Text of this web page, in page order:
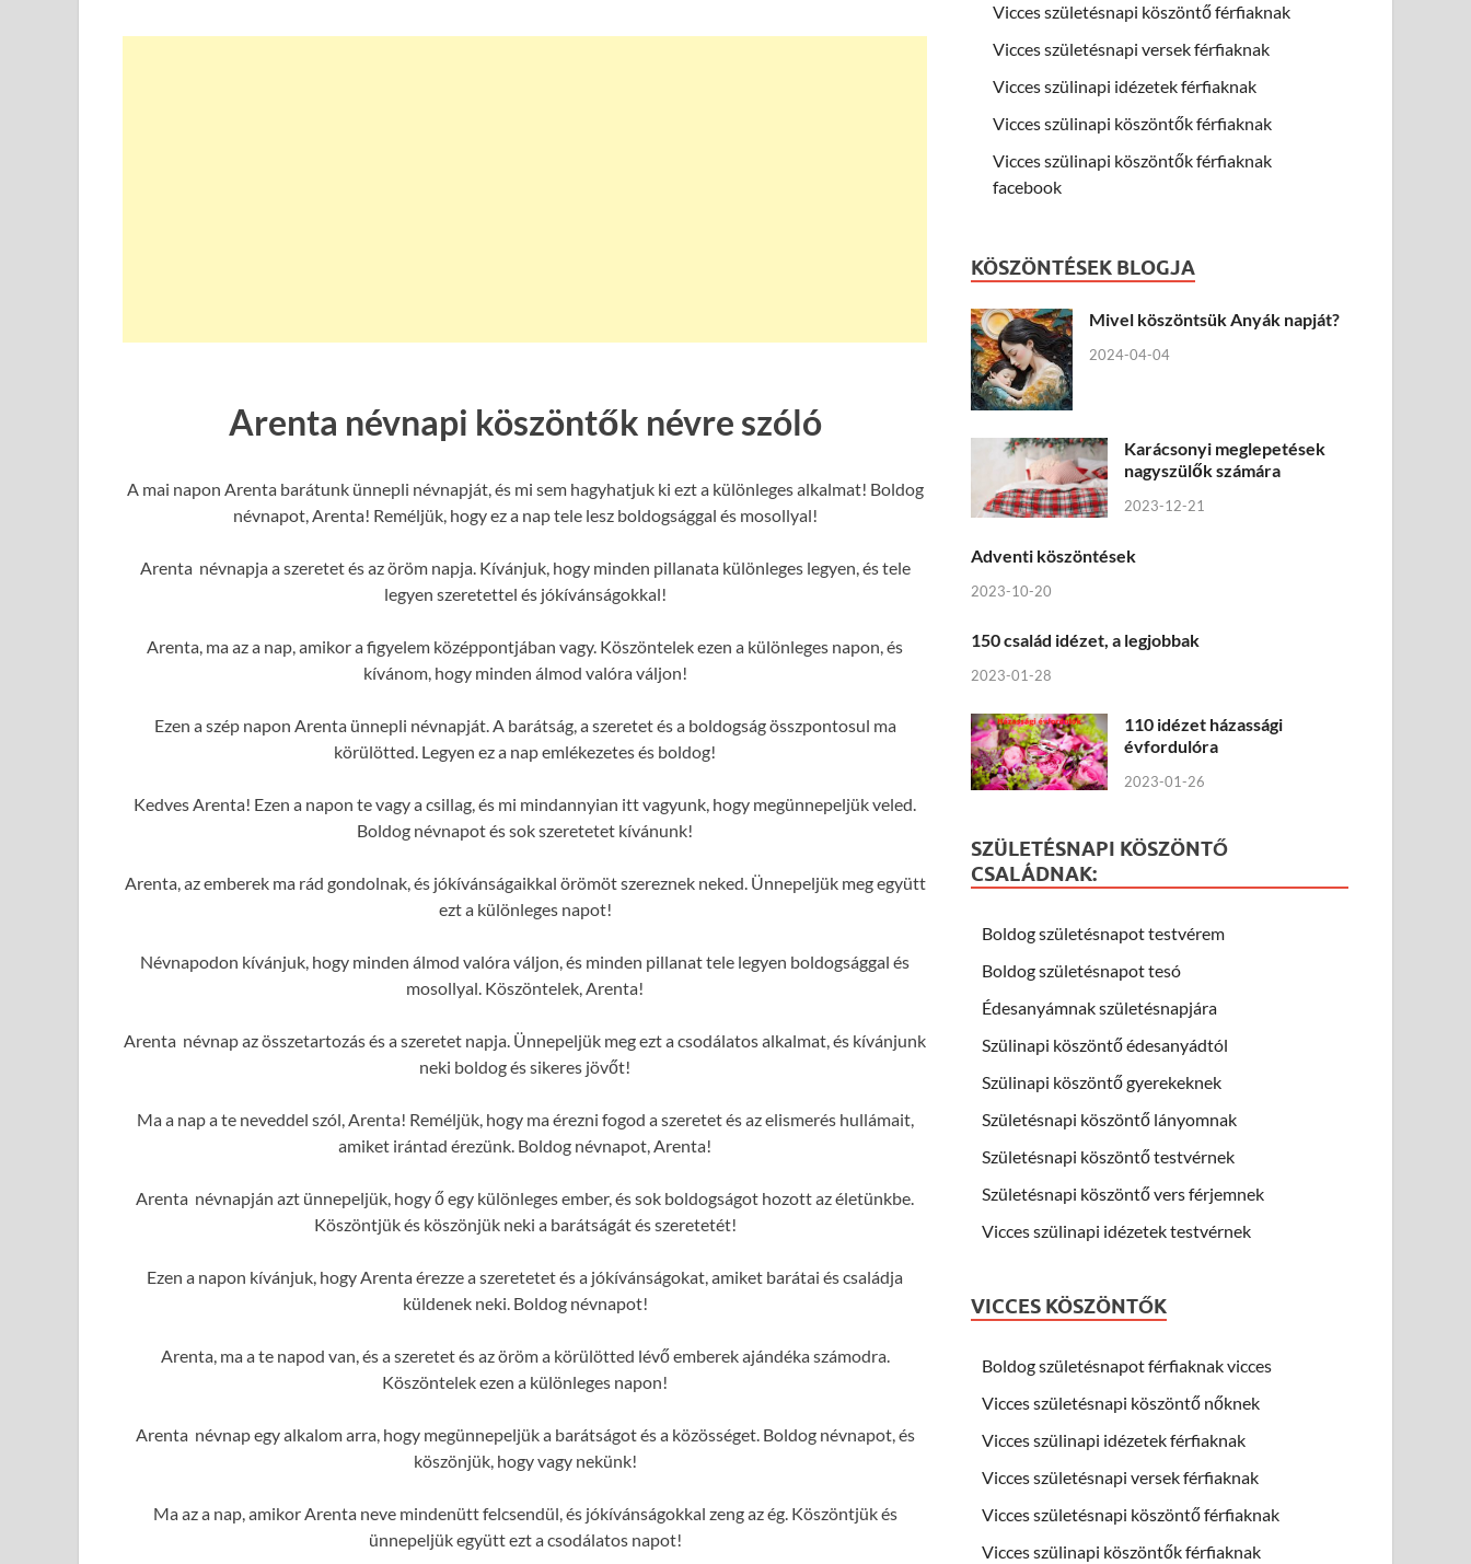
Arenta névnapi köszöntők névre szóló
A mai napon Arenta barátunk ünnepli névnapját, és mi sem hagyhatjuk ki ezt a különleges alkalmat! Boldog
névnapot, Arenta! Reméljük, hogy ez a nap tele lesz boldogsággal és mosollyal!
Arenta névnapja a szeretet és az öröm napja. Kívánjuk, hogy minden pillanata különleges legyen, és tele
legyen szeretettel és jókívánságokkal!
Arenta, ma az a nap, amikor a figyelem középpontjában vagy. Köszöntelek ezen a különleges napon, és
kívánom, hogy minden álmod valóra váljon!
Ezen a szép napon Arenta ünnepli névnapját. A barátság, a szeretet és a boldogság összpontosul ma
körülötted. Legyen ez a nap emlékezetes és boldog!
Kedves Arenta! Ezen a napon te vagy a csillag, és mi mindannyian itt vagyunk, hogy megünnepeljük veled.
Boldog névnapot és sok szeretetet kívánunk!
Arenta, az emberek ma rád gondolnak, és jókívánságaikkal örömöt szereznek neked. Ünnepeljük meg együtt
ezt a különleges napot!
Névnapodon kívánjuk, hogy minden álmod valóra váljon, és minden pillanat tele legyen boldogsággal és
mosollyal. Köszöntelek, Arenta!
Arenta névnap az összetartozás és a szeretet napja. Ünnepeljük meg ezt a csodálatos alkalmat, és kívánjunk
neki boldog és sikeres jövőt!
Ma a nap a te neveddel szól, Arenta! Reméljük, hogy ma érezni fogod a szeretet és az elismerés hullámait,
amiket irántad érezünk. Boldog névnapot, Arenta!
Arenta névnapján azt ünnepeljük, hogy ő egy különleges ember, és sok boldogságot hozott az életünkbe.
Köszöntjük és köszönjük neki a barátságát és szeretetét!
Ezen a napon kívánjuk, hogy Arenta érezze a szeretetet és a jókívánságokat, amiket barátai és családja
küldenek neki. Boldog névnapot!
Arenta, ma a te napod van, és a szeretet és az öröm a körülötted lévő emberek ajándéka számodra.
Köszöntelek ezen a különleges napon!
Arenta névnap egy alkalom arra, hogy megünnepeljük a barátságot és a közösséget. Boldog névnapot, és
köszönjük, hogy vagy nekünk!
Ma az a nap, amikor Arenta neve mindenütt felcsendül, és jókívánságokkal zeng az ég. Köszöntjük és
ünnepeljük együtt ezt a csodálatos napot!
Vicces születésnapi köszöntő férfiaknak
Vicces születésnapi versek férfiaknak
Vicces szülinapi idézetek férfiaknak
Vicces szülinapi köszöntők férfiaknak
Vicces szülinapi köszöntők férfiaknak
facebook
KÖSZÖNTÉSEK BLOGJA
Mivel köszöntsük Anyák napját?
2024-04-04
Karácsonyi meglepetések
nagyszülők számára
2023-12-21
Adventi köszöntések
2023-10-20
150 család idézet, a legjobbak
2023-01-28
110 idézet házassági
évfordulóra
2023-01-26
SZÜLETÉSNAPI KÖSZÖNTŐ
CSALÁDNAK:
Boldog születésnapot testvérem
Boldog születésnapot tesó
Édesanyámnak születésnapjára
Szülinapi köszöntő édesanyádtól
Szülinapi köszöntő gyerekeknek
Születésnapi köszöntő lányomnak
Születésnapi köszöntő testvérnek
Születésnapi köszöntő vers férjemnek
Vicces szülinapi idézetek testvérnek
VICCES KÖSZÖNTŐK
Boldog születésnapot férfiaknak vicces
Vicces születésnapi köszöntő nőknek
Vicces szülinapi idézetek férfiaknak
Vicces születésnapi versek férfiaknak
Vicces születésnapi köszöntő férfiaknak
Vicces szülinapi köszöntők férfiaknak